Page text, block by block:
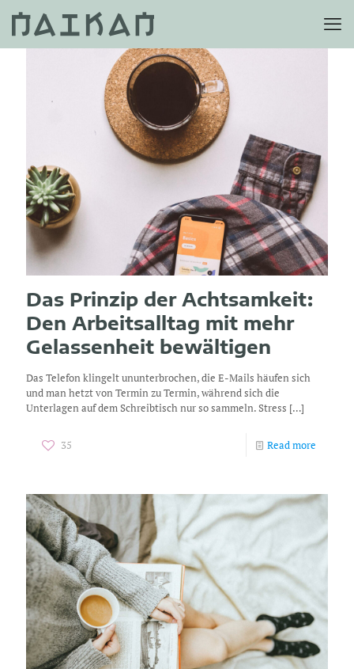
Das Prinzip der Achtsamkeit:
Den Arbeitsalltag mit mehr
Gelassenheit bewältigen
Das Telefon klingelt ununterbrochen, die E-Mails häufen sich
und man hetzt von Termin zu Termin, während sich die
Unterlagen auf dem Schreibtisch nur so sammeln. Stress […]
35 Read more